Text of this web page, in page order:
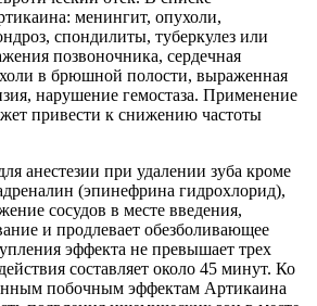
менингит, опухоли,
спондилиты, туберкулез или
позвоночника, сердечная
в брюшной полости, выраженная
нарушение гемостаза. Применение
привести к снижению частоты
анестезии при удалении зуба кроме
(эпинефрина гидрохлорид),
сосудов в месте введения,
и продлевает обезболивающее
эффекта не превышает трех
составляет около 45 минут. Ко
побочным эффектам Артикаина